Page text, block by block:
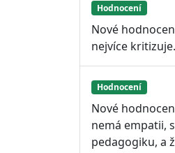
Hodnocení
Nové
nejvíce kritizuje.
Hodnocení
Nové
nemá empatii,
pedagogiku, a